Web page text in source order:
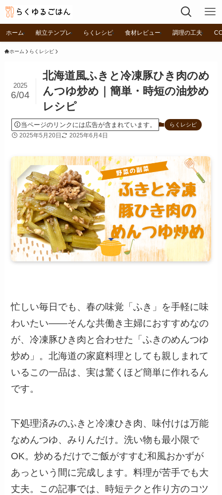
ホーム 献立テンプレ らくレシピ 食材レビュー 調理の工夫
ホーム らくレシピ
北海道風ふきと冷凍豚ひき肉のめ
んつゆ炒め｜簡単・時短の油炒め
レシピ
2025
6/04
当ページのリンクには広告が含まれています。 らくレシピ
2025年5月20日 2025年6月4日
忙しい毎日でも、春の味覚「ふき」を手軽に味
わいたい——そんな共働き主婦におすすめなの
が、冷凍豚ひき肉と合わせた「ふきのめんつゆ
炒め」。北海道の家庭料理としても親しまれて
いるこの一品は、実は驚くほど簡単に作れるん
です。
下処理済みのふきと冷凍ひき肉、味付けは万能
なめんつゆ、みりんだけ。洗い物も最小限で
OK。炒めるだけでご飯がすすむ和風おかずが
あっという間に完成します。料理が苦手でも大
丈夫。この記事では、時短テクと作り方のコツ